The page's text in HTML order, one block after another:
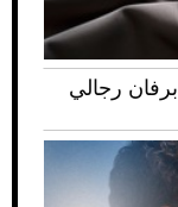
رجالي